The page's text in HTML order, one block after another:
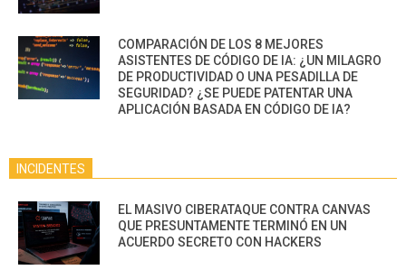
COMPARACIÓN DE LOS 8 MEJORES
ASISTENTES DE CÓDIGO DE IA: ¿UN MILAGRO
DE PRODUCTIVIDAD O UNA PESADILLA DE
SEGURIDAD? ¿SE PUEDE PATENTAR UNA
APLICACIÓN BASADA EN CÓDIGO DE IA?
INCIDENTES
EL MASIVO CIBERATAQUE CONTRA CANVAS
QUE PRESUNTAMENTE TERMINÓ EN UN
ACUERDO SECRETO CON HACKERS